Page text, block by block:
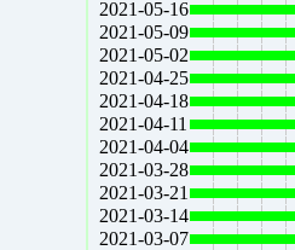
2021-05-16
2021-05-09
2021-05-02
2021-04-25
2021-04-18
2021-04-11
2021-04-04
2021-03-28
2021-03-21
2021-03-14
2021-03-07